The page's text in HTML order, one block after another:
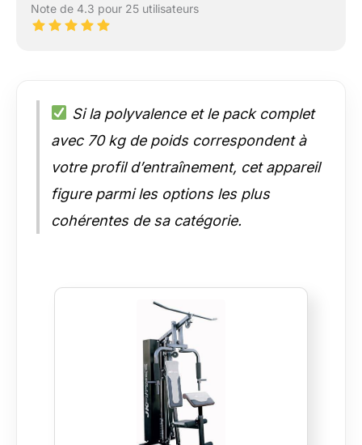
Note de 4.3 pour 25 utilisateurs
Si la polyvalence et le pack complet
avec 70 kg de poids correspondent à
votre profil d’entraînement, cet appareil
figure parmi les options les plus
cohérentes de sa catégorie.